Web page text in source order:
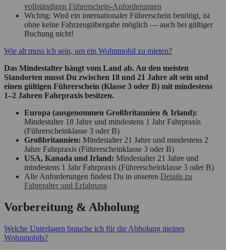
vollständigen Führerschein-Anforderungen
Wichtig: Wird ein internationaler Führerschein benötigt, ist
ohne keine Fahrzeugübergabe möglich — auch bei gültiger
Buchung nicht!
Wie alt muss ich sein, um ein Wohnmobil zu mieten?
Das Mindestalter hängt vom Land ab. An den meisten
Standorten musst Du zwischen 18 und 21 Jahre alt sein und
einen gültigen Führerschein (Klasse 3 oder B) mit mindestens
1–2 Jahren Fahrpraxis besitzen.
Europa (ausgenommen Großbritannien & Irland):
Mindestalter 18 Jahre und mindestens 1 Jahr Fahrpraxis
(Führerscheinklasse 3 oder B)
Großbritannien: Mindestalter 21 Jahre und mindestens 2
Jahre Fahrpraxis (Führerscheinklasse 3 oder B)
USA, Kanada und Irland: Mindestalter 21 Jahre und
mindestens 1 Jahr Fahrpraxis (Führerscheinklasse 3 oder B)
Alle Anforderungen findest Du in unseren Details zu
Fahreralter und Erfahrung
Vorbereitung & Abholung
Welche Unterlagen brauche ich für die Abholung meines
Wohnmobils?